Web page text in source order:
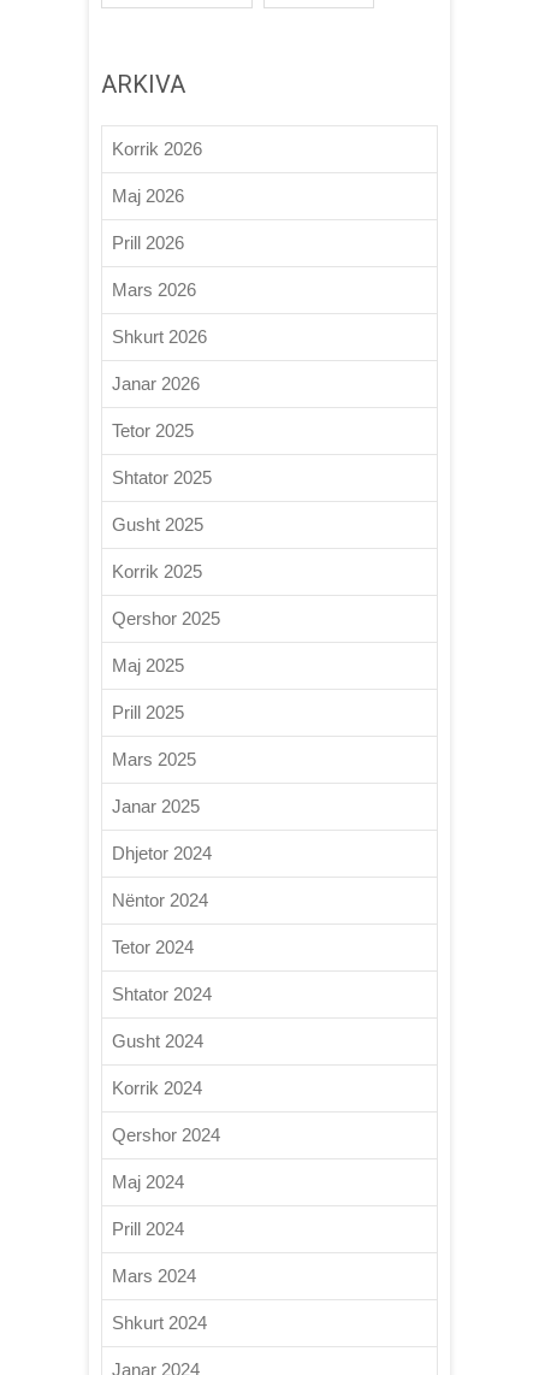
ARKIVA
Korrik 2026
Maj 2026
Prill 2026
Mars 2026
Shkurt 2026
Janar 2026
Tetor 2025
Shtator 2025
Gusht 2025
Korrik 2025
Qershor 2025
Maj 2025
Prill 2025
Mars 2025
Janar 2025
Dhjetor 2024
Nëntor 2024
Tetor 2024
Shtator 2024
Gusht 2024
Korrik 2024
Qershor 2024
Maj 2024
Prill 2024
Mars 2024
Shkurt 2024
Janar 2024